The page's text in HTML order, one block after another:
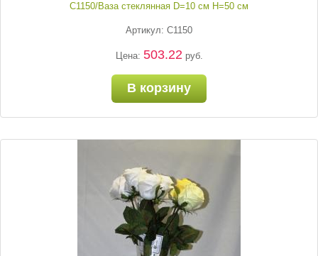
С1150/Ваза стеклянная D=10 см H=50 см
Артикул: С1150
Цена: 503.22руб.
В корзину